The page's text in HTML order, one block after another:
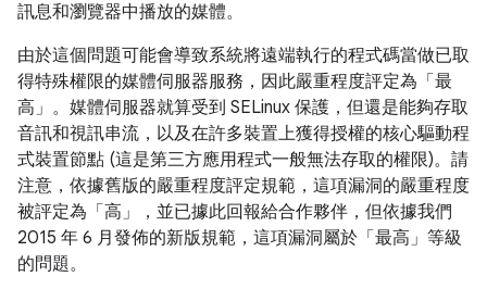
訊息和瀏覽器中播放的媒體。
由於這個問題可能會導致系統將遠端執行的程式碼當做已取
得特殊權限的媒體伺服器服務，因此嚴重程度評定為「最
高」。媒體伺服器就算受到 SELinux 保護，但還是能夠存取
音訊和視訊串流，以及在許多裝置上獲得授權的核心驅動程
式裝置節點 (這是第三方應用程式一般無法存取的權限)。請
注意，依據舊版的嚴重程度評定規範，這項漏洞的嚴重程度
被評定為「高」，並已據此回報給合作夥伴，但依據我們
2015 年 6 月發佈的新版規範，這項漏洞屬於「最高」等級
的問題。